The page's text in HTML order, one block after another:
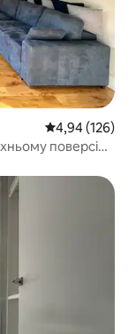
Середня
4,94 (126)
поверсі